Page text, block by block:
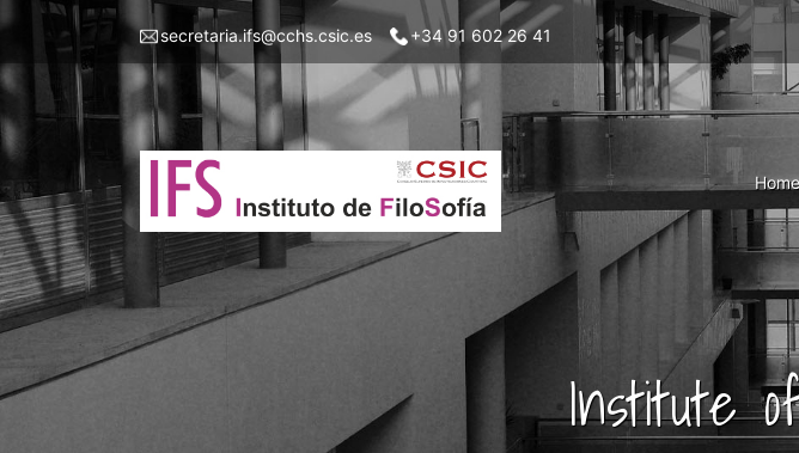
main
content
Menu
left
ifs
secretaria.ifs@cchs.csic.es +34 91 602 26 41
Home
Institute